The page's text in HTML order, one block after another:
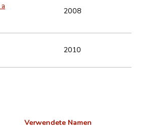
2008
2010
Verwendete Namen